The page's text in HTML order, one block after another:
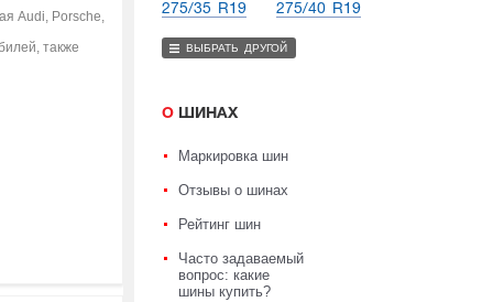
Audi, Porsche,
также
275/35 R19
275/40 R19
ВЫБРАТЬ ДРУГОЙ
О ШИНАХ
Маркировка шин
Отзывы о шинах
Рейтинг шин
Часто задаваемый
вопрос: какие
шины купить?